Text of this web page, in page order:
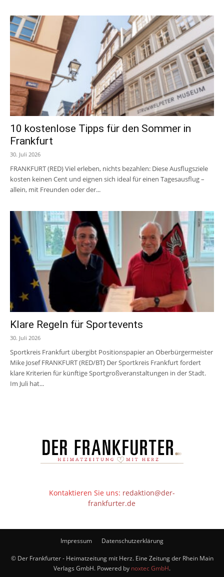
10 kostenlose Tipps für den Sommer in
Frankfurt
30. Juli 2026
FRANKFURT (RED) Viel erleben, nichts bezahlen: Diese Ausflugsziele
kosten keinen Cent und eignen sich ideal für einen Tagesausflug –
allein, mit Freunden oder der...
Klare Regeln für Sportevents
30. Juli 2026
Sportkreis Frankfurt übergibt Positionspapier an Oberbürgermeister
Mike Josef FRANKFURT (RED/BT) Der Sportkreis Frankfurt fordert
klare Kriterien für künftige Sportgroßveranstaltungen in der Stadt.
Im Juli hat...
Kontaktieren Sie uns: redaktion@der-
frankfurter.de
Impressum Datenschutzerklärung
© Der Frankfurter - Heimatzeitung mit Herz. Eine Zeitung der Rhein Main
Verlags GmbH. Powered by noxtec GmbH.